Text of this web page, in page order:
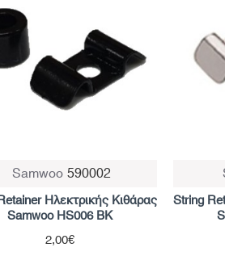
Samwoo590002
Ηλεκτρικής Κιθάρας
Samwoo HS006 BK
2,00€
String